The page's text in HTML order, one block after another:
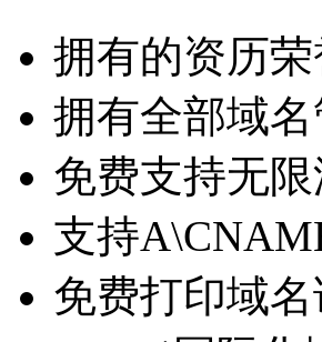
拥有的资历
拥有全部域名
免费支持无
支持
免费打印域